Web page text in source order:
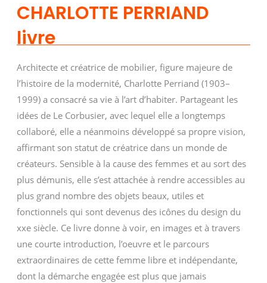
CHARLOTTE PERRIAND
livre
Architecte et créatrice de mobilier, figure majeure de
l’histoire de la modernité, Charlotte Perriand (1903–
1999) a consacré sa vie à l’art d’habiter. Partageant les
idées de Le Corbusier, avec lequel elle a longtemps
collaboré, elle a néanmoins développé sa propre vision,
affirmant son statut de créatrice dans un monde de
créateurs. Sensible à la cause des femmes et au sort des
plus démunis, elle s’est attachée à rendre accessibles au
plus grand nombre des objets beaux, utiles et
fonctionnels qui sont devenus des icônes du design du
xxe siècle. Ce livre donne à voir, en images et à travers
une courte introduction, l’oeuvre et le parcours
extraordinaires de cette femme libre et indépendante,
dont la démarche engagée est plus que jamais